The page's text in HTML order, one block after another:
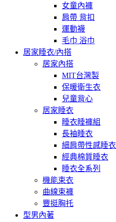
女童內褲
肩帶 背扣
運動襪
毛巾 浴巾
居家睡衣/內搭
居家內搭
MIT台灣製
保暖衛生衣
兒童背心
居家睡衣
睡衣睡褲組
長袖睡衣
細肩帶性感睡衣
經典棉質睡衣
睡衣全系列
機能束衣
曲線束褲
豐挺胸托
型男內著